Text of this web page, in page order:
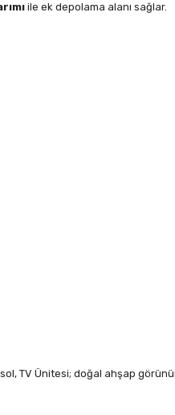
ile ek depolama alanı sağlar.
TV Ünitesi; doğal ahşap